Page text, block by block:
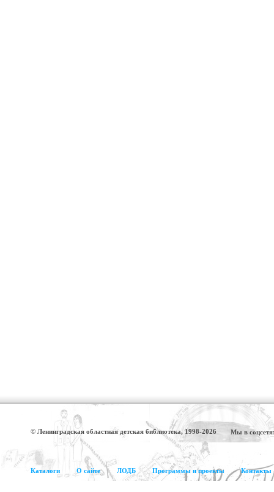
© Ленинградская областная детская библиотека, 1998-2026 Мы в
Каталоги О сайте ЛОДБ Программы и проекты Контакты